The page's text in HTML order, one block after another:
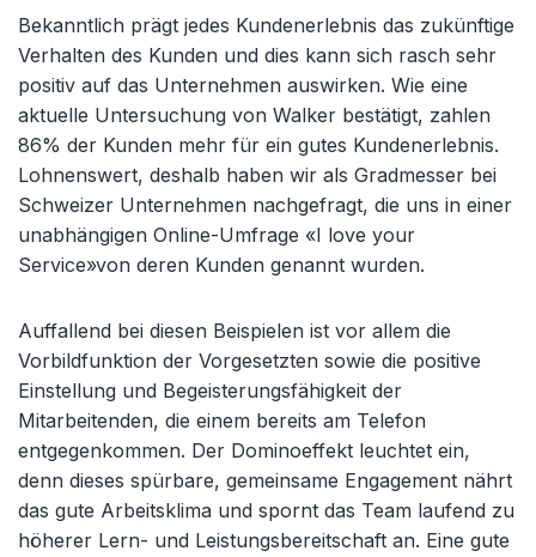
Bekanntlich prägt jedes Kundenerlebnis das zukünftige
Verhalten des Kunden und dies kann sich rasch sehr
positiv auf das Unternehmen auswirken. Wie eine
aktuelle Untersuchung von Walker bestätigt, zahlen
86% der Kunden mehr für ein gutes Kundenerlebnis.
Lohnenswert, deshalb haben wir als Gradmesser bei
Schweizer Unternehmen nachgefragt, die uns in einer
unabhängigen Online-Umfrage «I love your
Service»von deren Kunden genannt wurden.
Auffallend bei diesen Beispielen ist vor allem die
Vorbildfunktion der Vorgesetzten sowie die positive
Einstellung und Begeisterungsfähigkeit der
Mitarbeitenden, die einem bereits am Telefon
entgegenkommen. Der Dominoeffekt leuchtet ein,
denn dieses spürbare, gemeinsame Engagement nährt
das gute Arbeitsklima und spornt das Team laufend zu
höherer Lern- und Leistungsbereitschaft an. Eine gute